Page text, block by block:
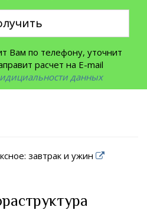
Вам по телефону, уточнит
расчет на E-mail
данных
завтрак и ужин